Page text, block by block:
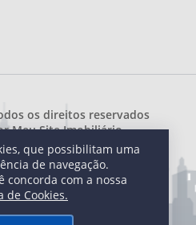
que possibilitam uma
de navegação.
concorda com a nossa
de Cookies.
os direitos reservados
Meu Site Imobiliário